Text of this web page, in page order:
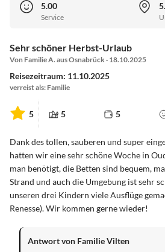
5.00
Service
Sehr schöner Herbst-Urlaub
Von Familie A. aus Osnabrück · 18.10.2025
Reisezeitraum: 11.10.2025
verreist als: Familie
5 5 5
Dank des tollen, sauberen und super
hatten wir eine sehr schöne Woche in
man benötigt, die Betten sind bequem,
Strand und auch die Umgebung ist sehr
unseren drei Kindern viele Ausflüge
Renesse). Wir kommen gerne wieder!
Antwort von Familie Vilten